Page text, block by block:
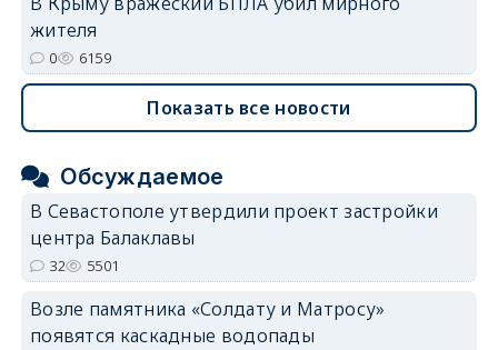
жителя
0 6159
Показать все новости
Обсуждаемое
В Севастополе утвердили проект застройки
центра Балаклавы
32 5501
Возле памятника «Солдату и Матросу»
появятся каскадные водопады